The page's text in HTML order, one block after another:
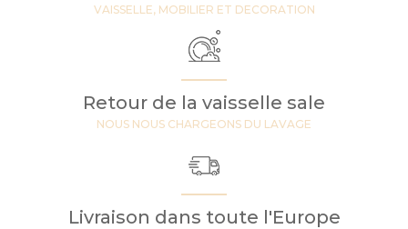
VAISSELLE, MOBILIER ET DECORATION
Retour de la vaisselle sale
NOUS NOUS CHARGEONS DU LAVAGE
Livraison dans toute l'Europe